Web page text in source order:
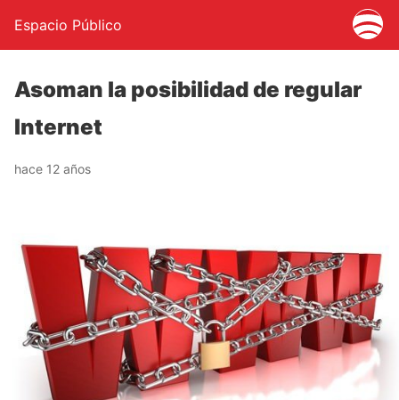
Espacio Público
Asoman la posibilidad de regular
Internet
hace 12 años